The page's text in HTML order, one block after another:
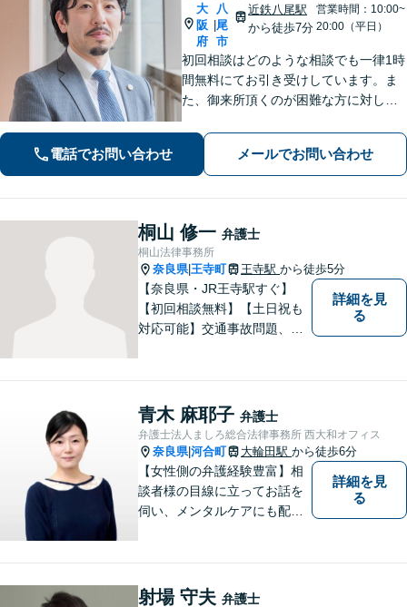
大
阪
府
八
尾
市
近鉄八尾駅
から徒歩7分
営業時間：10:00~
20:00（平日）
初回相談はどのような相談でも一律1時
間無料にてお引き受けしています。ま
た、御来所頂くのが困難な方に対して
す。弁護士事務所の比較的少ない八尾
市及び近隣市・区の方々に上質なリー
ガルサービスを提供いたします。
電話でお問い合わせ メールでお問い合わせ
桐山 修一 弁護士
桐山法律事務所
奈良県|王寺町 王寺駅 から徒歩5分
【奈良県・JR王寺駅すぐ】
【初回相談無料】【土日祝も
対応可能】交通事故問題、遺
提供しています。
詳細を見
る
青木 麻耶子 弁護士
弁護士法人ましろ総合法律事務所 西大和オフィス
奈良県|河合町 大輪田駅 から徒歩6分
【女性側の弁護経験豊富】相
談者様の目線に立ってお話を
伺い、メンタルケアにも配慮
策をご提案【LINE利用可】
詳細を見
る
射場 守夫 弁護士